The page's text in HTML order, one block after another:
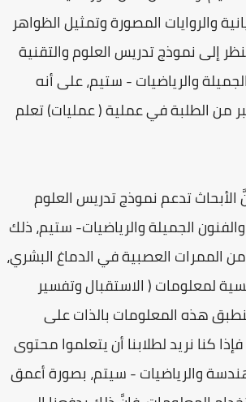
والروايات المصورة وتمثيل الظواهر
إلى نموذج تدريس العلوم والتقنية
والرياضيات - ستيم، على أنه
من الطلبة في عملية ( عمليات) تعلم
الأبحاث تدعم نموذج تدريس العلوم
الجميلة والرياضيات- ستيم، ذلك
يقرب من 75% من الممرات العصبية في الدماغ البشري،
لمعلومات ( الاستقبال وتفسير
هذه المعلومات بالذات على
كنا نريد لطلابنا أن يتعلموا محتوى
والرياضيات - سيتم، بصورة أعمق